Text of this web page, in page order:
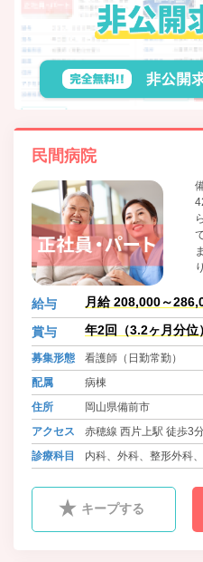
民間病院
給与 月給 208,000～
賞与 年2回（3.2ヶ月分位）
募集形態
看護師（日勤常勤）
配属
病棟
住所
岡山県備前市
アクセス
赤穂線 西片上駅 徒歩3
診療科目
内科、外科、整形外科
キープする